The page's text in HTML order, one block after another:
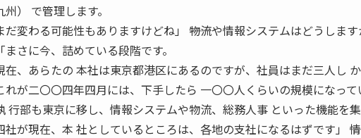
州） で管理します。
だ変わる可能性もありますけどね」 ――物流や情報システムはどうします
「まさに今、詰めている段階です。
在、あらたの 本社は東京都港区にあるのですが、社員はまだ三人し か
れが二〇〇四年四月には、下手したら 一〇〇人くらいの規模になって
行部も東京に移し、情報システムや物流、総務人事 といった機能を集
社が現在、本 社としているところは、各地の支社になるはずです」 ――